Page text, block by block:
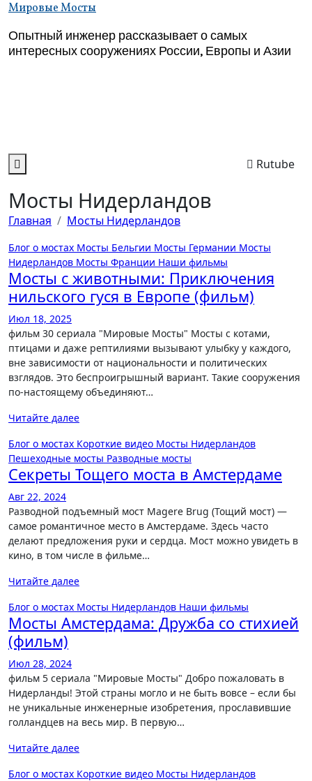
Перейти
содержимому
Мировые Мосты
Опытный инженер рассказывает о самых
интересных сооружениях России, Европы и Азии
Rutube
Мосты Нидерландов
Главная Мосты Нидерландов
Блог о мостах Мосты Бельгии Мосты Германии Мосты
Нидерландов Мосты Франции Наши фильмы
Мосты с животными: Приключения
нильского гуся в Европе (фильм)
Июл 18, 2025
фильм 30 сериала "Мировые Мосты" Мосты с котами,
птицами и даже рептилиями вызывают улыбку у каждого,
вне зависимости от национальности и политических
взглядов. Это беспроигрышный вариант. Такие сооружения
по-настоящему объединяют…
Читайте далее
Блог о мостах Короткие видео Мосты Нидерландов
Пешеходные мосты Разводные мосты
Секреты Тощего моста в Амстердаме
Авг 22, 2024
Разводной подъемный мост Magere Brug (Тощий мост) —
самое романтичное место в Амстердаме. Здесь часто
делают предложения руки и сердца. Мост можно увидеть в
кино, в том числе в фильме…
Читайте далее
Блог о мостах Мосты Нидерландов Наши фильмы
Мосты Амстердама: Дружба со стихией
(фильм)
Июл 28, 2024
фильм 5 сериала "Мировые Мосты" Добро пожаловать в
Нидерланды! Этой страны могло и не быть вовсе – если бы
не уникальные инженерные изобретения, прославившие
голландцев на весь мир. В первую…
Читайте далее
Блог о мостах Короткие видео Мосты Нидерландов